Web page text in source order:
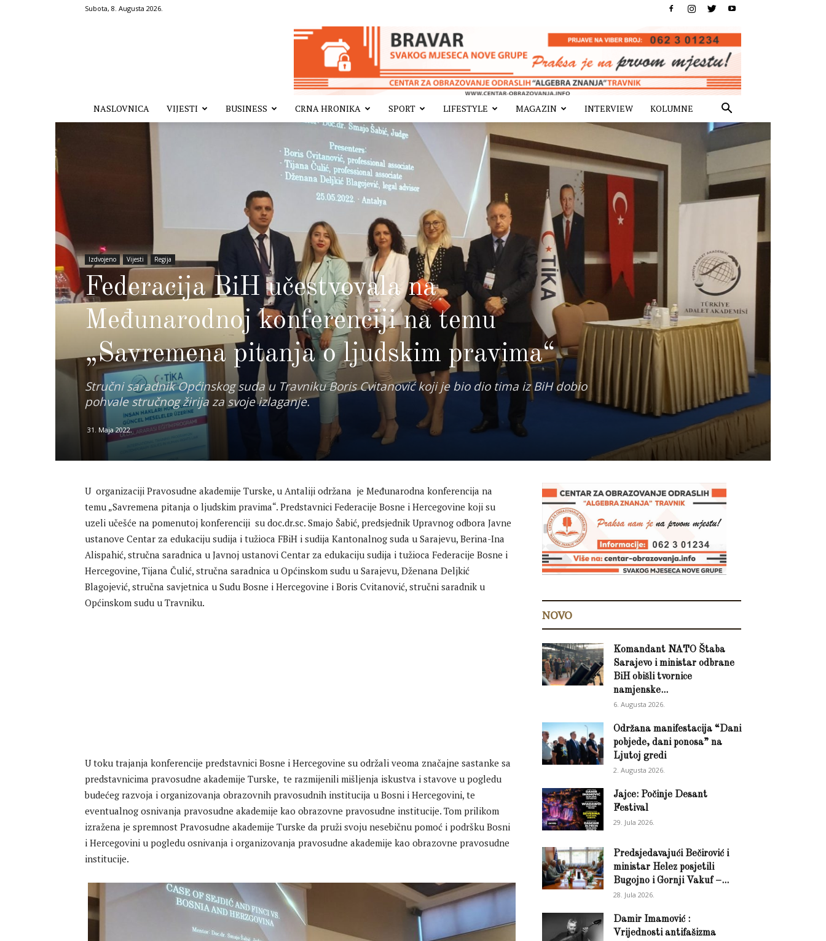
Subota, 8. Augusta 2026.
NASLOVNICA VIJESTI BUSINESS CRNA HRONIKA SPORT LIFESTYLE MAGAZIN INTERVIEW KOLUMNE
Izdvojeno Vijesti Regija
Federacija BiH učestvovala na
Međunarodnoj konferenciji na temu
„Savremena pitanja o ljudskim pravima“
Stručni saradnik Općinskog suda u Travniku Boris Cvitanović koji je bio dio tima iz BiH dobio
pohvale stručnog žirija za svoje izlaganje.
31. Maja 2022.
U organizaciji Pravosudne akademije Turske, u Antaliji održana je Međunarodna konferencija na
temu „Savremena pitanja o ljudskim pravima“. Predstavnici Federacije Bosne i Hercegovine koji su
uzeli učešće na pomenutoj konferenciji su doc.dr.sc. Smajo Šabić, predsjednik Upravnog odbora Javne
ustanove Centar za edukaciju sudija i tužioca FBiH i sudija Kantonalnog suda u Sarajevu, Berina-Ina
Alispahić, stručna saradnica u Javnoj ustanovi Centar za edukaciju sudija i tužioca Federacije Bosne i
Hercegovine, Tijana Čulić, stručna saradnica u Općinskom sudu u Sarajevu, Dženana Deljkić
Blagojević, stručna savjetnica u Sudu Bosne i Hercegovine i Boris Cvitanović, stručni saradnik u
Općinskom sudu u Travniku.
U toku trajanja konferencije predstavnici Bosne i Hercegovine su održali veoma značajne sastanke sa
predstavnicima pravosudne akademije Turske, te razmijenili mišljenja iskustva i stavove u pogledu
budećeg razvoja i organizovanja obrazovnih pravosudnih institucija u Bosni i Hercegovini, te
eventualnog osnivanja pravosudne akademije kao obrazovne pravosudne institucije. Tom prilikom
izražena je spremnost Pravosudne akademije Turske da pruži svoju nesebičnu pomoć i podršku Bosni
i Hercegovini u pogledu osnivanja i organizovanja pravosudne akademije kao obrazovne pravosudne
institucije.
NOVO
Komandant NATO Štaba
Sarajevo i ministar odbrane
BiH obišli tvornice
namjenske...
6. Augusta 2026.
Održana manifestacija “Dani
pobjede, dani ponosa” na
Ljutoj gredi
2. Augusta 2026.
Jajce: Počinje Desant
Festival
29. Jula 2026.
Predsjedavajući Bečirović i
ministar Helez posjetili
Bugojno i Gornji Vakuf –...
28. Jula 2026.
Damir Imamović :
Vrijednosti antifašizma